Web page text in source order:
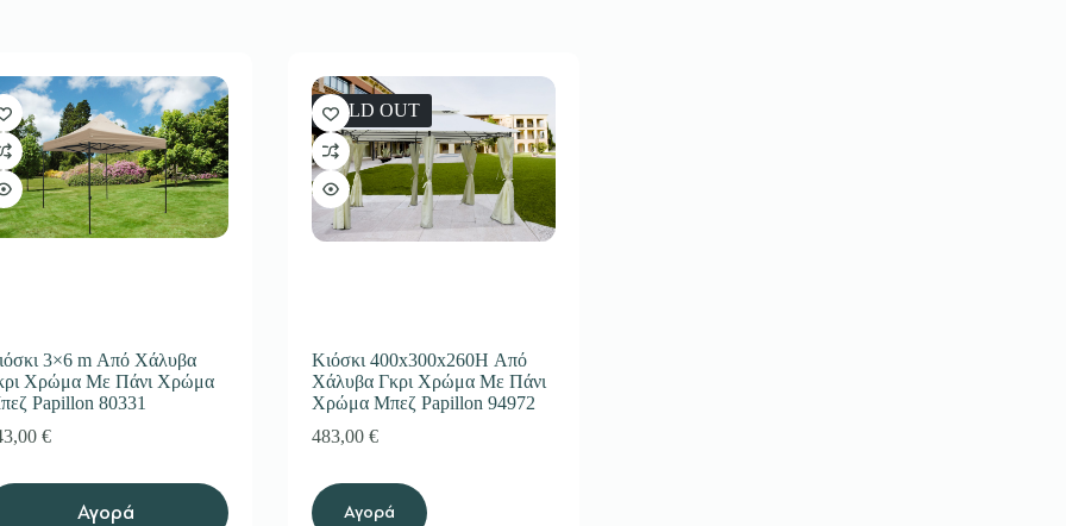
3×6 m Από Χάλυβα
Χρώμα Με Πάνι Χρώμα
Papillon 80331
€
Αγορά
SOLD OUT
Κιόσκι 400x300x260H Από
Χάλυβα Γκρι Χρώμα Με Πάνι
Χρώμα Μπεζ Papillon 94972
483,00 €
Αγορά